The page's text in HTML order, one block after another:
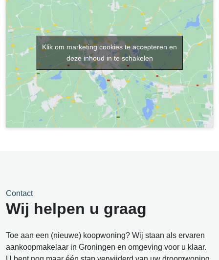
Klik om marketing cookies te accepteren en
deze inhoud in te schakelen
Contact
Wij helpen u graag
Toe aan een (nieuwe) koopwoning? Wij staan als ervaren
aankoopmakelaar in Groningen en omgeving voor u klaar.